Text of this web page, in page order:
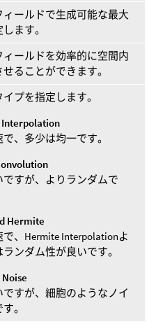
ィールドで生成可能な最大
ます。
ィールドを効率的に空間内
ることができます。
プを指定します。
で、多少は均一です。
ですが、よりランダムで
Hermite
で、Hermite Interpolationよ
ランダム性が良いです。
ですが、細胞のようなノイ
。